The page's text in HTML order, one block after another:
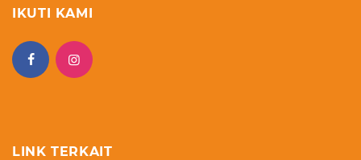
IKUTI KAMI
LINK TERKAIT